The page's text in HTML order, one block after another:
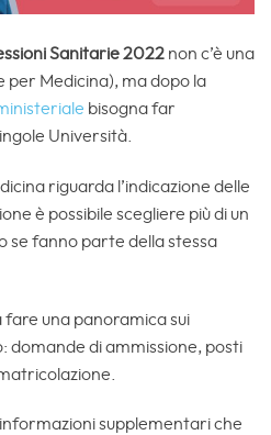
Sanitarie 2022 non c’è una
per Medicina), ma dopo la
bisogna far
Università.
riguarda l’indicazione delle
è possibile scegliere più di un
se fanno parte della stessa
una panoramica sui
domande di ammissione, posti
supplementari che